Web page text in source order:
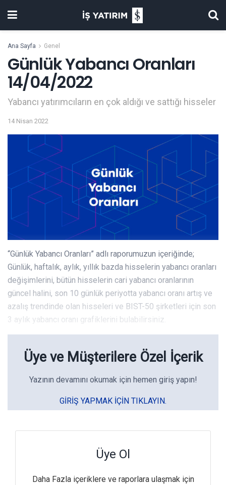
Ana Sayfa Genel
Günlük Yabancı Oranları
14/04/2022
Yabancı yatırımcıların en çok aldığı ve sattığı hisseler
14 Nisan 2022
“Günlük Yabancı Oranları” adlı raporumuzun içeriğinde;
Günlük, haftalık, aylık, yıllık bazda hisselerin yabancı oranları
değişimlerini, bütün hisselerin cari yabancı oranlarının
güncel halini, son 10 günlük periyotta yabancı oranı artış ve
azalış trendinde olan hisseleri ve BIST-50 şirketleri için son
3 aylık yabancı oranı grafiklerini bulabilirsiniz.
Üye ve Müşterilere Özel İçerik
Yazının devamını okumak için hemen giriş yapın!
GIRIŞ YAPMAK IÇIN TIKLAYIN.
Üye Ol
Daha Fazla içeriklere ve raporlara ulaşmak için